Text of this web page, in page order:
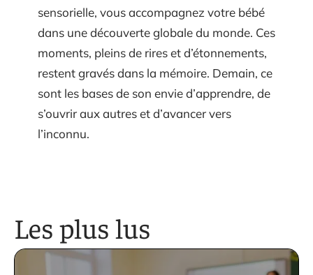
sensorielle, vous accompagnez votre bébé
dans une découverte globale du monde. Ces
moments, pleins de rires et d’étonnements,
restent gravés dans la mémoire. Demain, ce
sont les bases de son envie d’apprendre, de
s’ouvrir aux autres et d’avancer vers
l’inconnu.
Les plus lus